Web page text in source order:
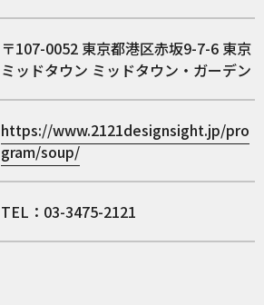
107-0052 東京都港区赤坂9-7-6 東京
ミッドタウン ミッドタウン・ガーデン
https://www.2121designsight.jp/pro
gram/soup/
TEL：03-3475-2121